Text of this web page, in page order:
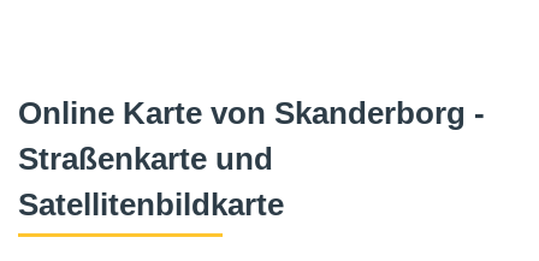
Online Karte von Skanderborg -
Straßenkarte und
Satellitenbildkarte